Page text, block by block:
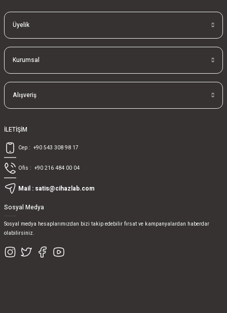
Üyelik
Kurumsal
Alışveriş
İLETİŞİM
Cep : +90 543 308 98 17
Ofis : +90 216 484 00 04
Mail : satis@cihazlab.com
Sosyal Medya
Sosyal medya hesaplarımızdan bizi takip edebilir fırsat ve kampanyalardan haberdar
olabilirsiniz.